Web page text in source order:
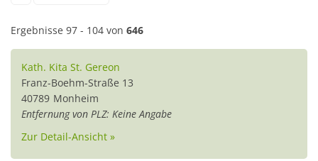
Ergebnisse 97 - 104 von 646
Kath. Kita St. Gereon
Franz-Boehm-Straße 13
40789 Monheim
Entfernung von PLZ: Keine Angabe
Zur Detail-Ansicht »